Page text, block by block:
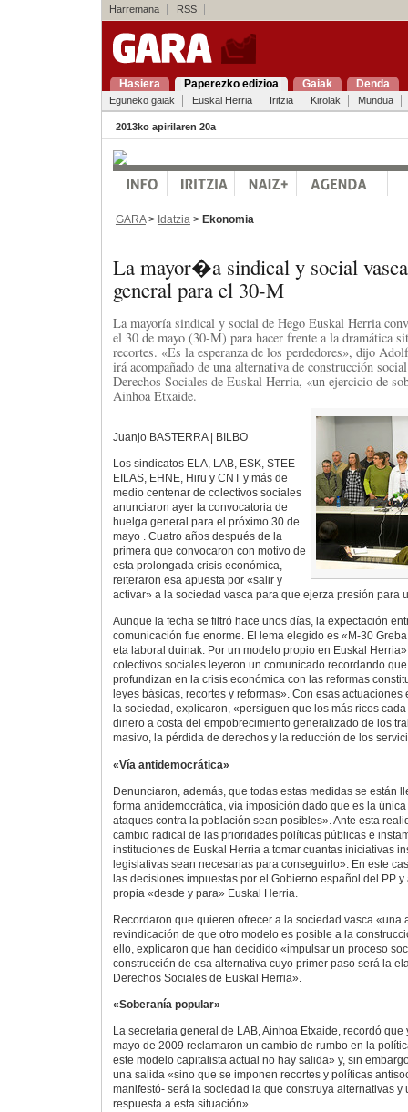
Harremana RSS
Hasiera Paperezko edizioa Gaiak Denda
Eguneko gaiak Euskal Herria Iritzia Kirolak Mundua
2013ko apirilaren 20a
GARA> Idatzia > Ekonomia
La mayor�a sindical y social
general para el 30-M
La mayoría sindical y social de Hego Euskal Herria
el 30 de mayo (30-M) para hacer frente a la dramática
recortes. «Es la esperanza de los perdedores», dijo
irá acompañado de una alternativa de construcción
Derechos Sociales de Euskal Herria, «un ejercicio de
Ainhoa Etxaide.
Juanjo BASTERRA | BILBO
Los sindicatos ELA, LAB, ESK, STEE-
EILAS, EHNE, Hiru y CNT y más de
medio centenar de colectivos sociales
anunciaron ayer la convocatoria de
huelga general para el próximo 30 de
mayo . Cuatro años después de la
primera que convocaron con motivo de
esta prolongada crisis económica,
reiteraron esa apuesta por «salir y
activar» a la sociedad vasca para que ejerza presión para
Aunque la fecha se filtró hace unos días, la expectación
comunicación fue enorme. El lema elegido es «M-30
eta laboral duinak. Por un modelo propio en Euskal
colectivos sociales leyeron un comunicado recordando
profundizan en la crisis económica con las reformas
leyes básicas, recortes y reformas». Con esas
la sociedad, explicaron, «persiguen que los más ricos
dinero a costa del empobrecimiento generalizado de los
masivo, la pérdida de derechos y la reducción de los
«Vía antidemocrática»
Denunciaron, además, que todas estas medidas se están
forma antidemocrática, vía imposición dado que es la
ataques contra la población sean posibles». Ante esta
cambio radical de las prioridades políticas públicas e
instituciones de Euskal Herria a tomar cuantas iniciativas
legislativas sean necesarias para conseguirlo». En este
las decisiones impuestas por el Gobierno español del PP
propia «desde y para» Euskal Herria.
Recordaron que quieren ofrecer a la sociedad vasca «una
revindicación de que otro modelo es posible a la
ello, explicaron que han decidido «impulsar un proceso
construcción de esa alternativa cuyo primer paso será la
Derechos Sociales de Euskal Herria».
«Soberanía popular»
La secretaria general de LAB, Ainhoa Etxaide, recordó
mayo de 2009 reclamaron un cambio de rumbo en la
este modelo capitalista actual no hay salida» y, sin
una salida «sino que se imponen recortes y políticas
manifestó- será la sociedad la que construya alternativas
respuesta a esta situación».